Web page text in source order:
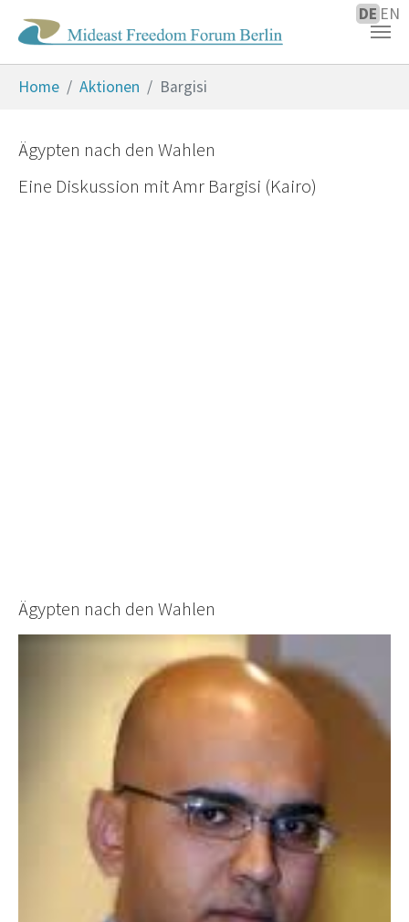
DE EN
Home Aktionen Bargisi
Ägypten nach den Wahlen
Eine Diskussion mit Amr Bargisi (Kairo)
Ägypten nach den Wahlen